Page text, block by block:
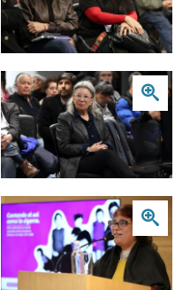
Zoom
Zoom